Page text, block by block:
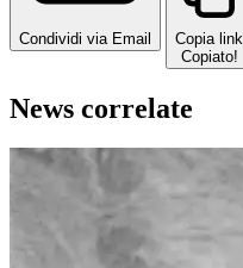
Condividi via Email
Copia link
Copiato!
News correlate